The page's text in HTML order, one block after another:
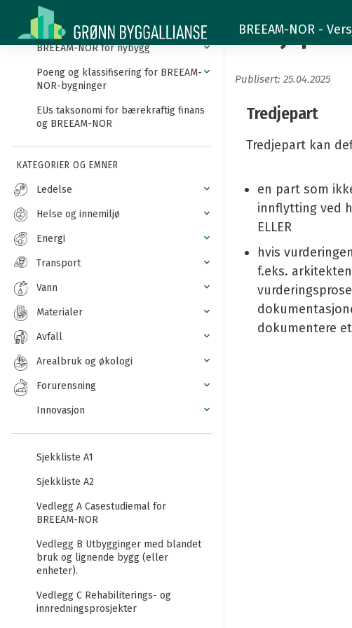
Tredjepart
BREEAM-NOR -
Innledning
BREEAM-NOR for nybygg
Poeng og klassifisering for BREEAM-
NOR-bygninger
EUs taksonomi for bærekraftig finans
og BREEAM-NOR
KATEGORIER OG EMNER
Ledelse
Helse og innemiljø
Energi
Transport
Vann
Materialer
Avfall
Arealbruk og økologi
Forurensning
Innovasjon
Sjekkliste A1
Sjekkliste A2
Vedlegg A Casestudiemal for
BREEAM-NOR
Vedlegg B Utbygginger med blandet
bruk og lignende bygg (eller
enheter).
Vedlegg C Rehabiliterings- og
innredningsprosjekter
Tredjepart
Publisert: 25.04.2025
Tredjepart
Tredjepart kan
en part som
innflytting ved
ELLER
hvis
f.eks.
dokumentere